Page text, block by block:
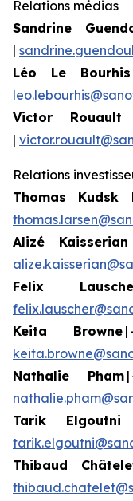
Relations médias
Sandrine
|
Léo Le
Victor Rouault
|
Relations
Thomas Kudsk
Alizé
Felix
Keita Browne
Nathalie Pham
Tarik Elgoutni
Thibaud